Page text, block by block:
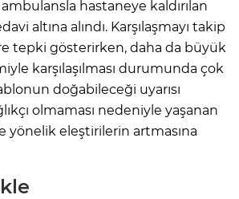
hastaneye kaldırılan
altına alındı. Karşılaşmayı takip
tepki gösterirken, daha da büyük
karşılaşılması durumunda çok
doğabileceği uyarısı
olmaması nedeniyle yaşanan
yönelik eleştirilerin artmasına